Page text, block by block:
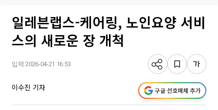
일레븐랩스-케어링, 노인요양 서비
스의 새로운 장 개척
입력 2026-04-21 16:53
이수진 기자 구글 선호매체 추가